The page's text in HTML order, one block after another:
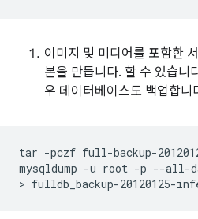
이미지 및 미디어를 포함한
본을 만듭니다. 할 수 있습니
우 데이터베이스도 백업합니
tar -pczf full-backup-
mysqldump -u root -p --all-
>